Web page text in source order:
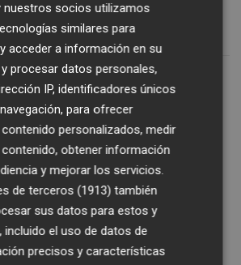
nuestros socios utilizamos
similares para
acceder a información en su
procesar datos personales,
IP, identificadores únicos
para ofrecer
personalizados, medir
obtener información
y mejorar los servicios.
de terceros (1913) también
sus datos para estos y
incluido el uso de datos de
precisos y características